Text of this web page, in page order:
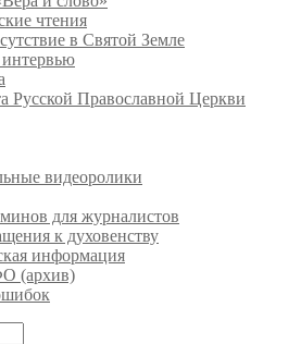
чтения
в Святой Земле
Русской Православной Церкви
видеоролики
для журналистов
к духовенству
информация
(архив)